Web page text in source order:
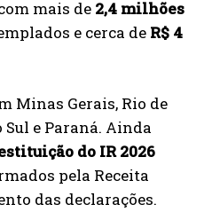
mais de 2,4 milhões
e cerca de R$ 4
Minas Gerais, Rio de
e Paraná. Ainda
do IR 2026
pela Receita
das declarações.